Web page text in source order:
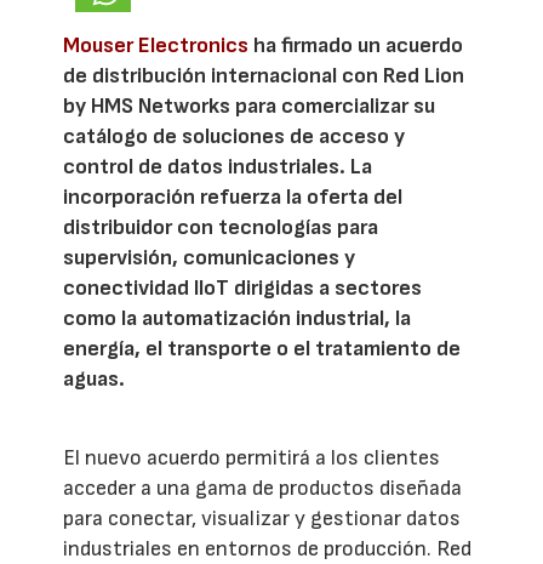
Mouser Electronics ha firmado un acuerdo
de distribución internacional con Red Lion
by HMS Networks para comercializar su
catálogo de soluciones de acceso y
control de datos industriales. La
incorporación refuerza la oferta del
distribuidor con tecnologías para
supervisión, comunicaciones y
conectividad IIoT dirigidas a sectores
como la automatización industrial, la
energía, el transporte o el tratamiento de
aguas.
El nuevo acuerdo permitirá a los clientes
acceder a una gama de productos diseñada
para conectar, visualizar y gestionar datos
industriales en entornos de producción. Red